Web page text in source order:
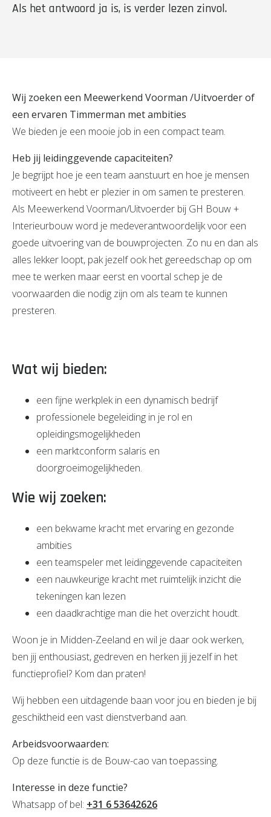
Als het antwoord ja is, is verder lezen zinvol.
Wij zoeken een Meewerkend Voorman /Uitvoerder of
een ervaren Timmerman met ambities
We bieden je een mooie job in een compact team.
Heb jij leidinggevende capaciteiten?
Je begrijpt hoe je een team aanstuurt en hoe je mensen
motiveert en hebt er plezier in om samen te presteren.
Als Meewerkend Voorman/Uitvoerder bij GH Bouw +
Interieurbouw word je medeverantwoordelijk voor een
goede uitvoering van de bouwprojecten. Zo nu en dan als
alles lekker loopt, pak jezelf ook het gereedschap op om
mee te werken maar eerst en voortal schep je de
voorwaarden die nodig zijn om als team te kunnen
presteren.
Wat wij bieden:
een fijne werkplek in een dynamisch bedrijf
professionele begeleiding in je rol en
opleidingsmogelijkheden
een marktconform salaris en
doorgroeimogelijkheden.
Wie wij zoeken:
een bekwame kracht met ervaring en gezonde
ambities
een teamspeler met leidinggevende capaciteiten
een nauwkeurige kracht met ruimtelijk inzicht die
tekeningen kan lezen
een daadkrachtige man die het overzicht houdt.
Woon je in Midden-Zeeland en wil je daar ook werken,
ben jij enthousiast, gedreven en herken jij jezelf in het
functieprofiel? Kom dan praten!
Wij hebben een uitdagende baan voor jou en bieden je bij
geschiktheid een vast dienstverband aan.
Arbeidsvoorwaarden:
Op deze functie is de Bouw-cao van toepassing.
Interesse in deze functie?
Whatsapp of bel: +31 6 53642626